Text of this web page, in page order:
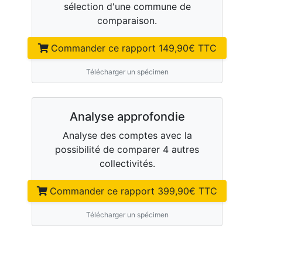
sélection d'une commune de
comparaison.
Commander ce rapport 149,90€ TTC
Télécharger un spécimen
Analyse approfondie
Analyse des comptes avec la
possibilité de comparer 4 autres
collectivités.
Commander ce rapport 399,90€ TTC
Télécharger un spécimen